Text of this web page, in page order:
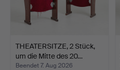
THEATERSITZE, 2 Stück,
um die Mitte des 20…
Beendet 7. Aug 2026